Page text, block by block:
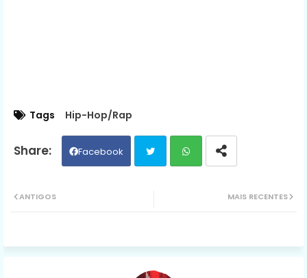
Tags Hip-Hop/Rap
Facebook
ap
MAIS RECENTES
ANTIGOS